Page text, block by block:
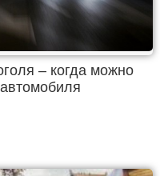
– когда можно